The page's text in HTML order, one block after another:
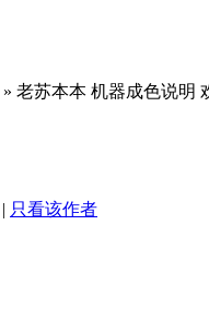
» 老苏本本 机器成色说明
| 只看该作者